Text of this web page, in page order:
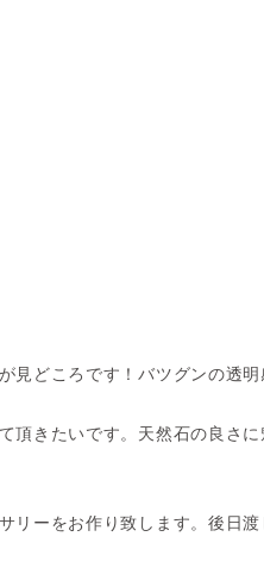
見どころです！バツグンの透
頂きたいです。天然石の良さ
リーをお作り致します。後日